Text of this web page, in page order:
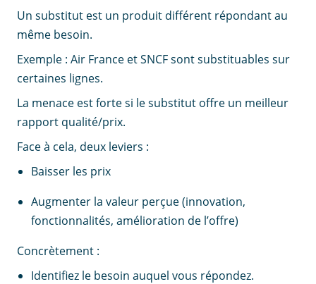
Un substitut est un produit différent répondant au
même besoin.
Exemple : Air France et SNCF sont substituables sur
certaines lignes.
La menace est forte si le substitut offre un meilleur
rapport qualité/prix.
Face à cela, deux leviers :
Baisser les prix
Augmenter la valeur perçue (innovation,
fonctionnalités, amélioration de l’offre)
Concrètement :
Identifiez le besoin auquel vous répondez.